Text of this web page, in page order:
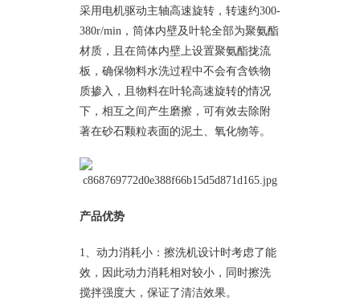
采用电机驱动主轴高速旋转，转速约300-
380r/min，筒体内壁及叶轮全部为聚氨酯
材质，且在筒体内壁上设置聚氨酯拢流
板，确保物料水洗过程中不会有含铁物
质掺入，且物料在叶轮高速旋转的情况
下，相互之间产生磨擦，可有效去除附
著在砂石颗粒表面的泥土、氧化物等。
产品优势
1、动力消耗小：擦洗机设计时考虑了能
效，因此动力消耗相对较小，同时擦洗
搅拌强度大，保证了清洁效果。